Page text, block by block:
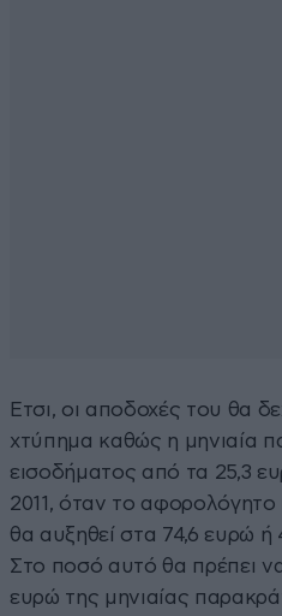
Ετσι, οι αποδοχές του θα
χτύπημα καθώς η μηνιαία
εισοδήματος από τα 25,3
2011, όταν το
θα αυξηθεί στα 74,6 ευρώ ή
Στο ποσό αυτό θα πρέπει
ευρώ της μηνιαίας